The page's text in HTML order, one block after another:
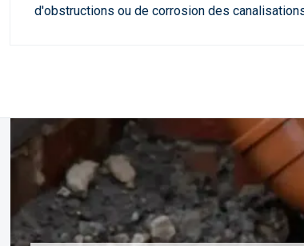
d'obstructions ou de corrosion des